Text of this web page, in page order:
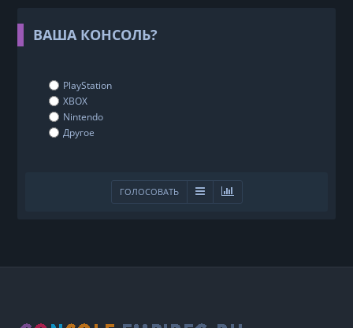
ВАША КОНСОЛЬ?
PlayStation
XBOX
Nintendo
Другое
ГОЛОСОВАТЬ